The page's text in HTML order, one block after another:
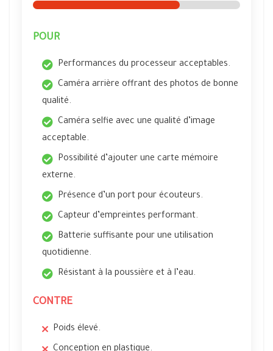
POUR
Performances du processeur acceptables.
Caméra arrière offrant des photos de bonne
qualité.
Caméra selfie avec une qualité d’image
acceptable.
Possibilité d’ajouter une carte mémoire
externe.
Présence d’un port pour écouteurs.
Capteur d’empreintes performant.
Batterie suffisante pour une utilisation
quotidienne.
Résistant à la poussière et à l’eau.
CONTRE
Poids élevé.